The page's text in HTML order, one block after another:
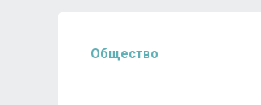
Общество